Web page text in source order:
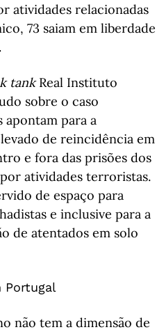
atividades relacionadas
73 saiam em liberdade
tankReal Instituto
sobre o caso
apontam para a
de reincidência em
e fora das prisões dos
atividades terroristas.
de espaço para
e inclusive para a
de atentados em solo
Portugal
não tem a dimensão de